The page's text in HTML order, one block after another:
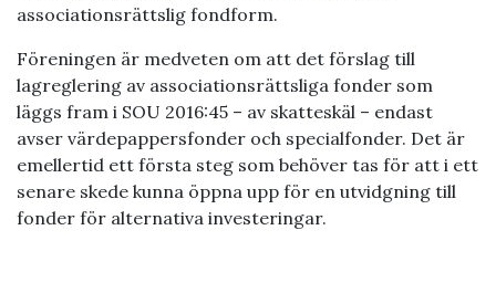
associationsrättslig fondform.
Föreningen är medveten om att det förslag till
lagreglering av associationsrättsliga fonder som
läggs fram i SOU 2016:45 – av skatteskäl – endast
avser värdepappersfonder och specialfonder. Det är
emellertid ett första steg som behöver tas för att i ett
senare skede kunna öppna upp för en utvidgning till
fonder för alternativa investeringar.